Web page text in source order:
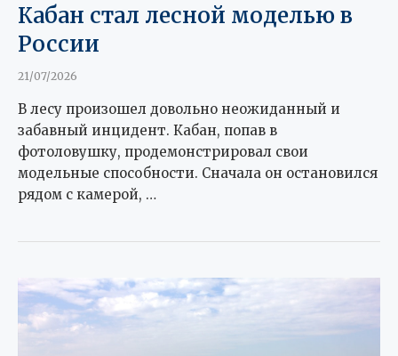
Кабан стал лесной моделью в
России
21/07/2026
В лесу произошел довольно неожиданный и
забавный инцидент. Кабан, попав в
фотоловушку, продемонстрировал свои
модельные способности. Сначала он остановился
рядом с камерой, …